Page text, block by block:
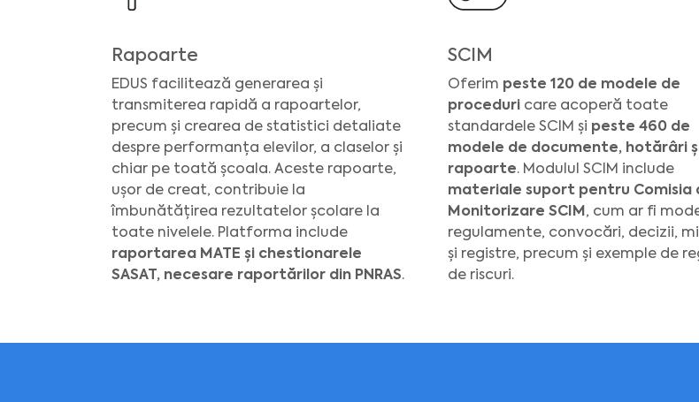
Rapoarte
EDUS facilitează generarea și
transmiterea rapidă a rapoartelor,
precum și crearea de statistici detaliate
despre performanța elevilor, a claselor și
chiar pe toată școala. Aceste rapoarte,
ușor de creat, contribuie la
îmbunătățirea rezultatelor școlare la
toate nivelele. Platforma include
raportarea MATE și chestionarele
SASAT, necesare raportărilor din PNRAS.
SCIM
Oferim peste 120 de modele de
proceduri care acoperă toate
standardele SCIM și peste 460 de
modele de documente, hotărâri
rapoarte. Modulul SCIM include
materiale suport pentru Comisia
Monitorizare SCIM , cum ar fi
regulamente, convocări, decizii,
și registre, precum și exemple de
de riscuri.